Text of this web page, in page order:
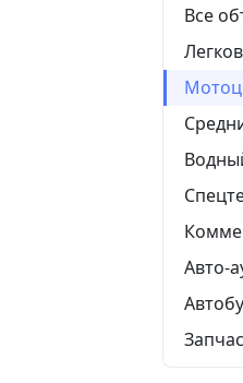
Все
Авто-